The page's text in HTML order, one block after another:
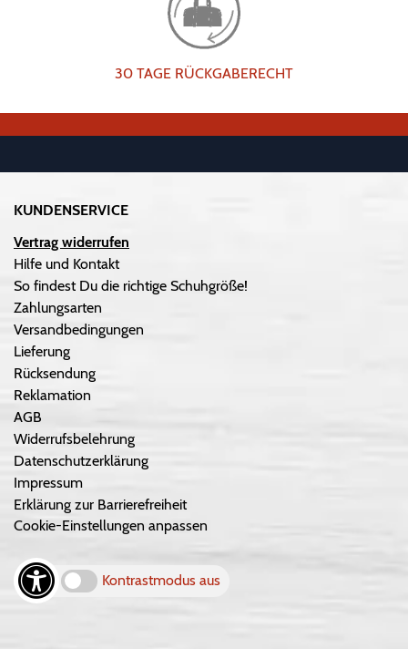
30 TAGE RÜCKGABERECHT
KUNDENSERVICE
Vertrag widerrufen
Hilfe und Kontakt
So findest Du die richtige Schuhgröße!
Zahlungsarten
Versandbedingungen
Lieferung
Rücksendung
Reklamation
AGB
Widerrufsbelehrung
Datenschutzerklärung
Impressum
Erklärung zur Barrierefreiheit
Cookie-Einstellungen anpassen
Kontrastmodus aus